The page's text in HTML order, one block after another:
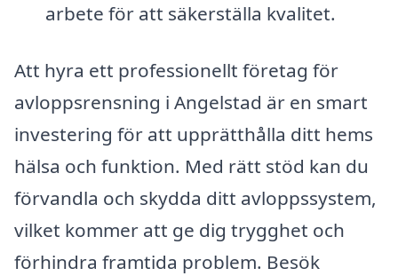
arbete för att säkerställa kvalitet.
Att hyra ett professionellt företag för
avloppsrensning i Angelstad är en smart
investering för att upprätthålla ditt hems
hälsa och funktion. Med rätt stöd kan du
förvandla och skydda ditt avloppssystem,
vilket kommer att ge dig trygghet och
förhindra framtida problem. Besök